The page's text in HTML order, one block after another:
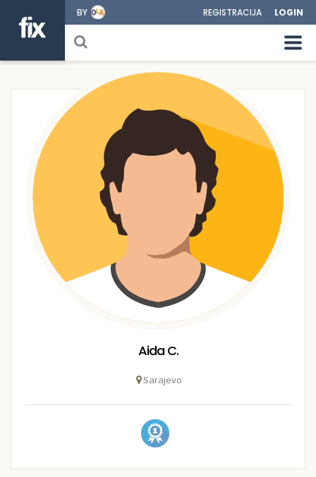
BY REGISTRACIJA LOGIN
Aida C.
Sarajevo